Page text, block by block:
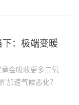
下：极端变暖
会吸收更多二氧
加速气候恶化？